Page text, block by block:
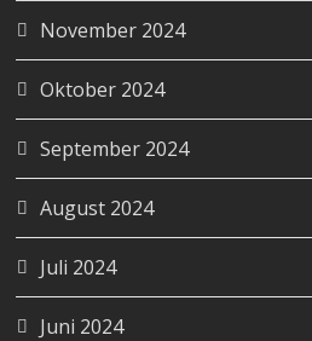
November 2024
Oktober 2024
September 2024
August 2024
Juli 2024
Juni 2024